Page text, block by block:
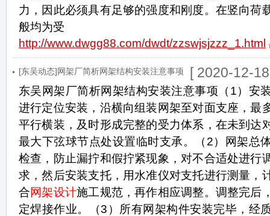
力，因此必须具有足够的强度和刚度。在竖向荷
般均为受
http://www.dwgg88.com/dwdt/zzswjsjzzz_1.html
[东吴动态]网架厂简析网架结构安装注意事项 [ 2020-12-
东吴网架厂简析网架结构安装注意事项（1）安
进行定位安装，沿横向组装网架至对面支座，最
平行横装，及时形成完整的受力体系，在未到达
最大下弦球节点处设置临时支承。（2）网架总
检查，防止漏拧和假拧紧现象，对不合适处进行
求，然后安装支托，用水准仪对支托进行测量，
合网架设计施工规范，再作相应调整。调整完后
定焊接作业。（3）所有网架构件安装完毕，经